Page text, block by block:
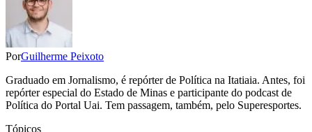
PorGuilherme Peixoto
Graduado em Jornalismo, é repórter de Política na Itatiaia. Antes, foi
repórter especial do Estado de Minas e participante do podcast de
Política do Portal Uai. Tem passagem, também, pelo Superesportes.
Tópicos